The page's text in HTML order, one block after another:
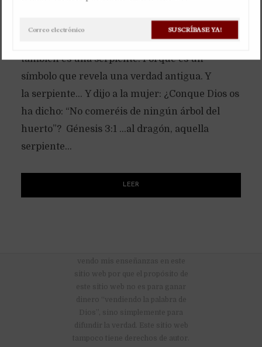
culebra pequeñita, pero un dragón. Por eso el
libro del Apocalipsis habla de un dragón, que
también es una serpiente. Porque es un
símbolo que revela una verdad antigua. Y
la serpiente… Y dijo a la mujer: ¿Conque Dios os
ha dicho: “No comeréis de ningún árbol del
huerto”? Génesis 3:1 …al dragón, aquella
serpiente...
LEER
vendo mis enseñanzas en este
sitio web por que el propósito de
este sitio web no es para ganar
dinero “vendiendo la palabra de
Dios”, sino simplemente para
difundir la verdad. Este sitio web
tampoco tiene derechos de autor.
SUSCRÍBASE YA!